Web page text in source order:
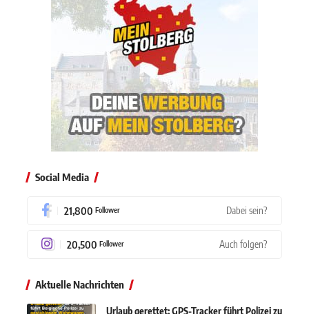
Social Media
21,800 Follower Dabei sein?
20,500 Follower Auch folgen?
Aktuelle Nachrichten
Urlaub gerettet: GPS-Tracker führt Polizei zu